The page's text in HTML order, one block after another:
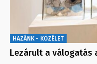
HAZÁNK - KÖZÉLET
Lezárult a válogatás